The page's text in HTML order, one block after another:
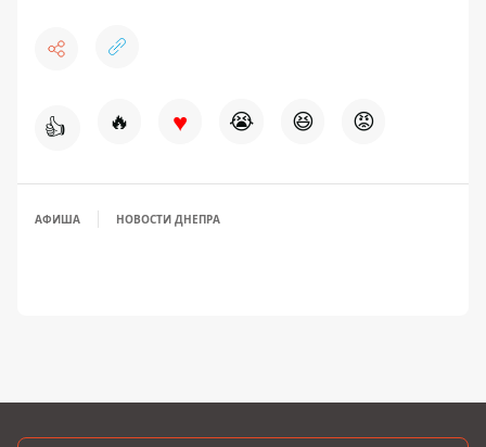
👍 🔥 ♥ 😭 😆 😡
АФИША НОВОСТИ ДНЕПРА